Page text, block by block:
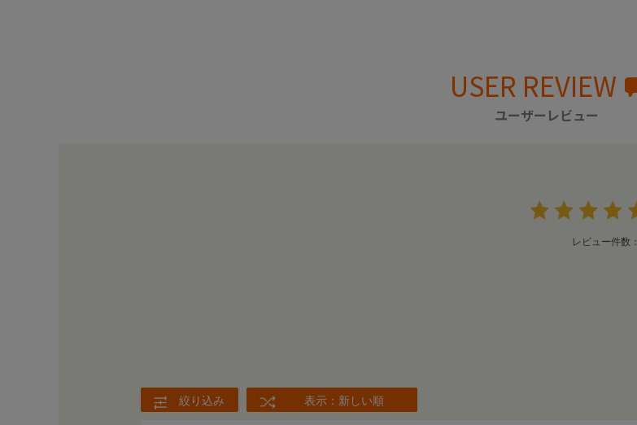
USER REVIEW
ユーザーレビュー
レビュー件数：
絞り込み 表示：新しい順